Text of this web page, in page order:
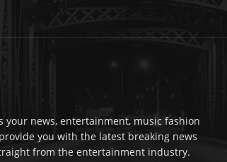
your news, entertainment, music fashion
you with the latest breaking news
from the entertainment industry.